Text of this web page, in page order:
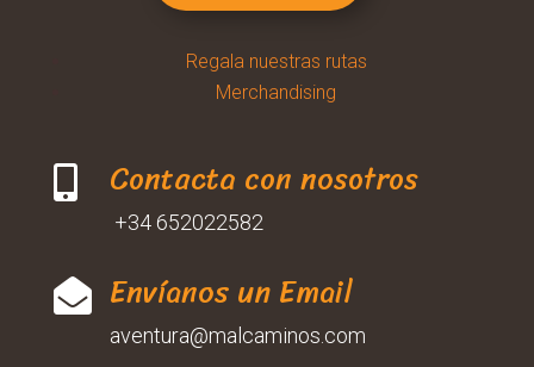
Regala nuestras rutas
Merchandising
 Contacta con nosotros
+34 652022582
 Envíanos un Email
aventura@malcaminos.com